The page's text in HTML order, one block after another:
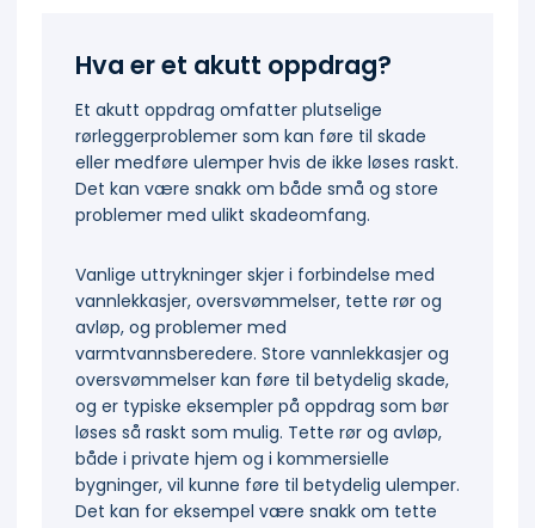
Hva er et akutt oppdrag?
Et akutt oppdrag omfatter plutselige
rørleggerproblemer som kan føre til skade
eller medføre ulemper hvis de ikke løses raskt.
Det kan være snakk om både små og store
problemer med ulikt skadeomfang.
Vanlige uttrykninger skjer i forbindelse med
vannlekkasjer, oversvømmelser, tette rør og
avløp, og problemer med
varmtvannsberedere. Store vannlekkasjer og
oversvømmelser kan føre til betydelig skade,
og er typiske eksempler på oppdrag som bør
løses så raskt som mulig. Tette rør og avløp,
både i private hjem og i kommersielle
bygninger, vil kunne føre til betydelig ulemper.
Det kan for eksempel være snakk om tette